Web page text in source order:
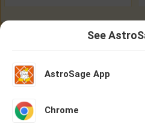
Buy Brihat Kundli
See
AstroSage App
Chrome
Home